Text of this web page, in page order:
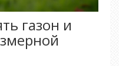
газон и